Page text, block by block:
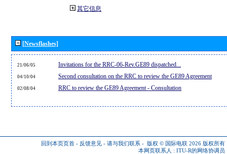
其它信息
[Newsflashes]
21/06/05 Invitations for the RRC-06-Rev.GE89 dispatched...
04/10/04 Second consultation on the RRC to review the GE89 Agreement
02/08/04 RRC to review the GE89 Agreement - Consultation
回到本页页首 - 反馈意见 - 请与我们联系 - 版权 © 国际电联 2026 版权所有
本网页联系人 : ITU-R的网络协调员